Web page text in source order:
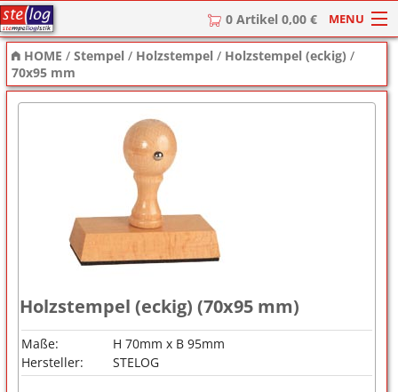
0 Artikel 0,00 € MENU
HOME
Stempel
Stempel-Textplatten
HOME /Stempel / Holzstempel / Holzstempel (eckig) /
70x95 mm
Holzstempel (eckig) (70x95 mm)
Maße:
H 70mm x B 95mm
Hersteller:
STELOG